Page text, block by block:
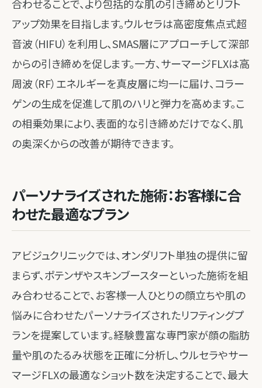
合わせることで、より包括的な肌の引き締めとリフト
アップ効果を目指します。ウルセラは高密度焦点式超
音波（HIFU）を利用し、SMAS層にアプローチして深部
からの引き締めを促します。一方、サーマージFLXは高
周波（RF）エネルギーを真皮層に均一に届け、コラー
ゲンの生成を促進して肌のハリと弾力を高めます。こ
の相乗効果により、表面的な引き締めだけでなく、肌
の奥深くからの改善が期待できます。
パーソナライズされた施術：お客様に合
わせた最適なプラン
アビジュクリニックでは、オンダリフト単独の提供に留
まらず、ポテンザやスキンブースターといった施術を組
み合わせることで、お客様一人ひとりの顔立ちや肌の
悩みに合わせたパーソナライズされたリフティングプ
ランを提案しています。経験豊富な専門家が顔の脂肪
量や肌のたるみ状態を正確に分析し、ウルセラやサー
マージFLXの最適なショット数を決定することで、最大